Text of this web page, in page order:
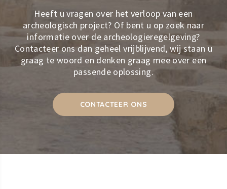
Heeft u vragen over het verloop van een
archeologisch project? Of bent u op zoek naar
informatie over de archeologieregelgeving?
Contacteer ons dan geheel vrijblijvend, wij staan u
graag te woord en denken graag mee over een
passende oplossing.
CONTACTEER ONS